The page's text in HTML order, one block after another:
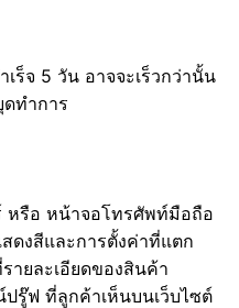
ร็จ 5 วัน อาจจะเร็วกว่านั้น
ทำการ
หรือ หน้าจอโทรศัพท์มือถือ
ดงสีและการตั้งค่าที่แตก
ายละเอียดของสินค้า
รู๊ฟ ที่ลูกค้าเห็นบนเว็บไซต์